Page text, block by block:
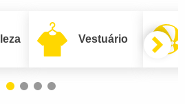
Vestuário